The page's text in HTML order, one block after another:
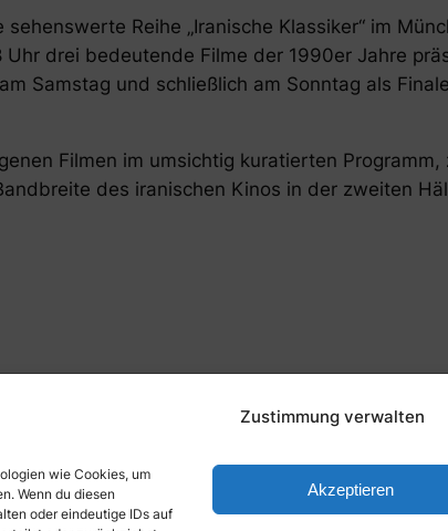
Zustimmung verwalten
wie Cookies, um
Wenn du diesen
oder eindeutige IDs auf
Akzeptieren
Reihe „Iranische Klassiker“ im
drei bedeutende Filme der 1990er Jahre
Samstag und schließlich am Sonntag als Finale
Filmen im umsichtig kuratierten
des iranischen Kinos in der zweiten